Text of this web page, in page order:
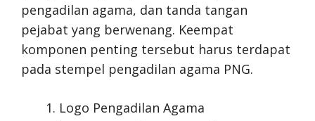
pengadilan agama, dan tanda tangan
pejabat yang berwenang. Keempat
komponen penting tersebut harus terdapat
pada stempel pengadilan agama PNG.
Logo Pengadilan Agama